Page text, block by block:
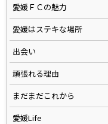
愛媛ＦＣの魅力
愛媛はステキな場所
出会い
頑張れる理由
まだまだこれから
愛媛Life